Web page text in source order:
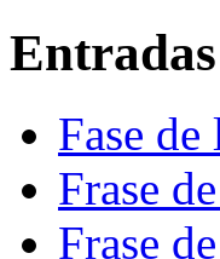
Fase de
Frase
Frase